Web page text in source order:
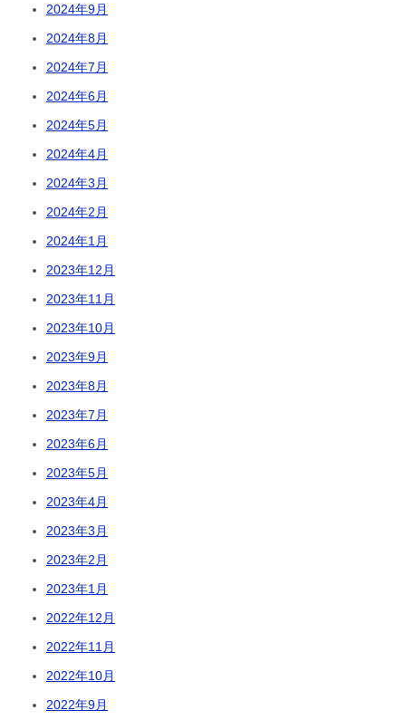
2024年9月
2024年8月
2024年7月
2024年6月
2024年5月
2024年4月
2024年3月
2024年2月
2024年1月
2023年12月
2023年11月
2023年10月
2023年9月
2023年8月
2023年7月
2023年6月
2023年5月
2023年4月
2023年3月
2023年2月
2023年1月
2022年12月
2022年11月
2022年10月
2022年9月